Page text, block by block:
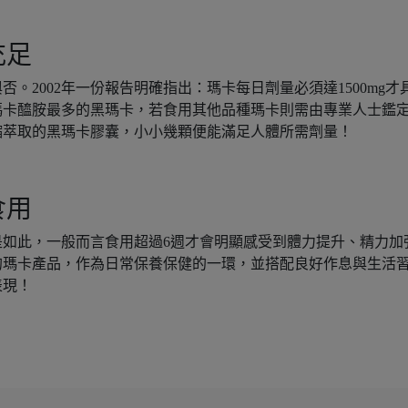
。2002年一份報告明確指出：瑪卡每日劑量必須達1500mg才
醯胺最多的黑瑪卡，若食用其他品種瑪卡則需由專業人士鑑
取的黑瑪卡膠囊，小小幾顆便能滿足人體所需劑量！
此，一般而言食用超過6週才會明顯感受到體力提升、精力加
卡產品，作為日常保養保健的一環，並搭配良好作息與生活
！